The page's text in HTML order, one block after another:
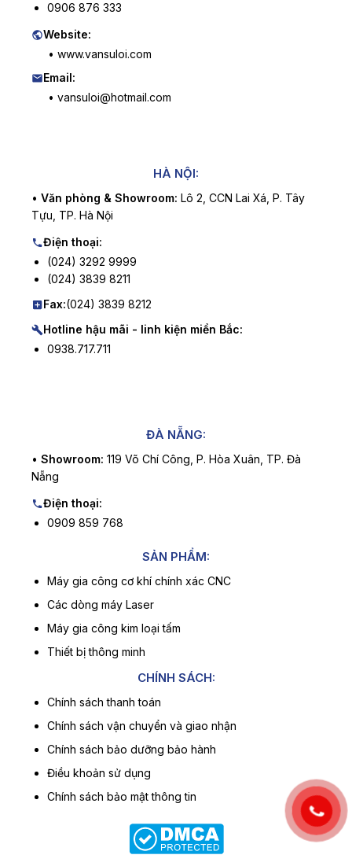
0906 876 333
Website:
• www.vansuloi.com
Email:
• vansuloi@hotmail.com
HÀ NỘI:
• Văn phòng & Showroom: Lô 2, CCN Lai Xá, P. Tây
Tựu, TP. Hà Nội
Điện thoại:
(024) 3292 9999
(024) 3839 8211
Fax:(024) 3839 8212
Hotline hậu mãi - linh kiện miền Bắc:
0938.717.711
ĐÀ NẴNG:
• Showroom: 119 Võ Chí Công, P. Hòa Xuân, TP. Đà
Nẵng
Điện thoại:
0909 859 768
SẢN PHẨM:
Máy gia công cơ khí chính xác CNC
Các dòng máy Laser
Máy gia công kim loại tấm
Thiết bị thông minh
CHÍNH SÁCH:
Chính sách thanh toán
Chính sách vận chuyển và giao nhận
Chính sách bảo dưỡng bảo hành
Điều khoản sử dụng
Chính sách bảo mật thông tin